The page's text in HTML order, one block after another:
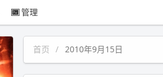
管理
首页 2010年9月15日